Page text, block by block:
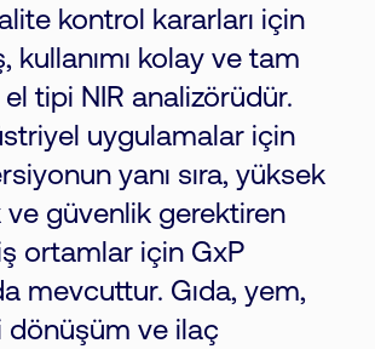
kontrol kararları için
kullanımı kolay ve tam
tipi NIR analizörüdür.
uygulamalar için
yanı sıra, yüksek
ve güvenlik gerektiren
ortamlar için GxP
mevcuttur. Gıda, yem,
dönüşüm ve ilaç